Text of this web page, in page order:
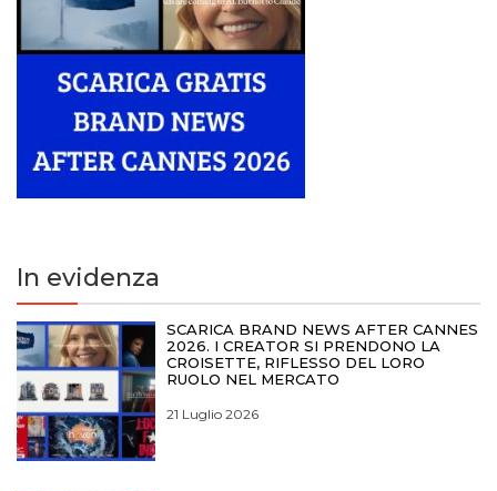
In evidenza
SCARICA BRAND NEWS AFTER CANNES
2026. I CREATOR SI PRENDONO LA
CROISETTE, RIFLESSO DEL LORO
RUOLO NEL MERCATO
21 Luglio 2026